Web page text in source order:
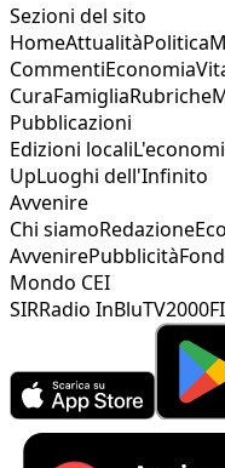
Sezioni del sito
HomeAttualitàPolitica
CommentiEconomia
CuraFamigliaRubriche
Pubblicazioni
Edizioni locali
UpLuoghi dell'Infinito
Avvenire
Chi siamoRedazione
AvvenirePubblicità
Mondo CEI
SIRRadio InBluTV2000